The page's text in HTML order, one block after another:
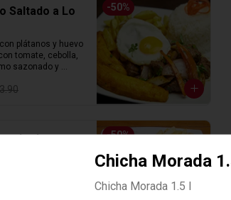
-50%
Saltado a Lo
plátanos y huevo
tomate, cebolla,
sazonado y
-50%
saltado
Chicha Morada
Chicha Morada 1.5 l